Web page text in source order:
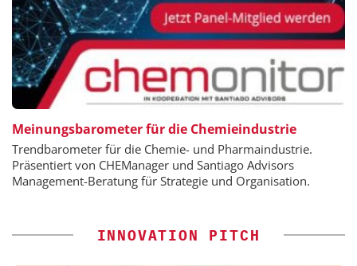
Meinungsbarometer für die Chemieindustrie
Trendbarometer für die Chemie- und Pharmaindustrie.
Präsentiert von CHEManager und Santiago Advisors
Management-Beratung für Strategie und Organisation.
INNOVATION PITCH